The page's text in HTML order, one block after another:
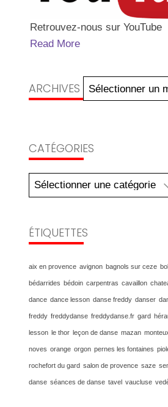
Retrouvez-nous sur YouTube
Read More
ARCHIVES
Archives
CATÉGORIES
Catégories
ÉTIQUETTES
aix en provence avignon bagnols sur ceze
bédarrides bédoin carpentras cavaillon
dance dance lesson danse freddy danser
freddy freddydanse freddydanse.fr gard
lesson le thor leçon de danse mazan
noves orange orgon pernes les fontaines
rochefort du gard salon de provence saze
danse séances de danse tavel vaucluse